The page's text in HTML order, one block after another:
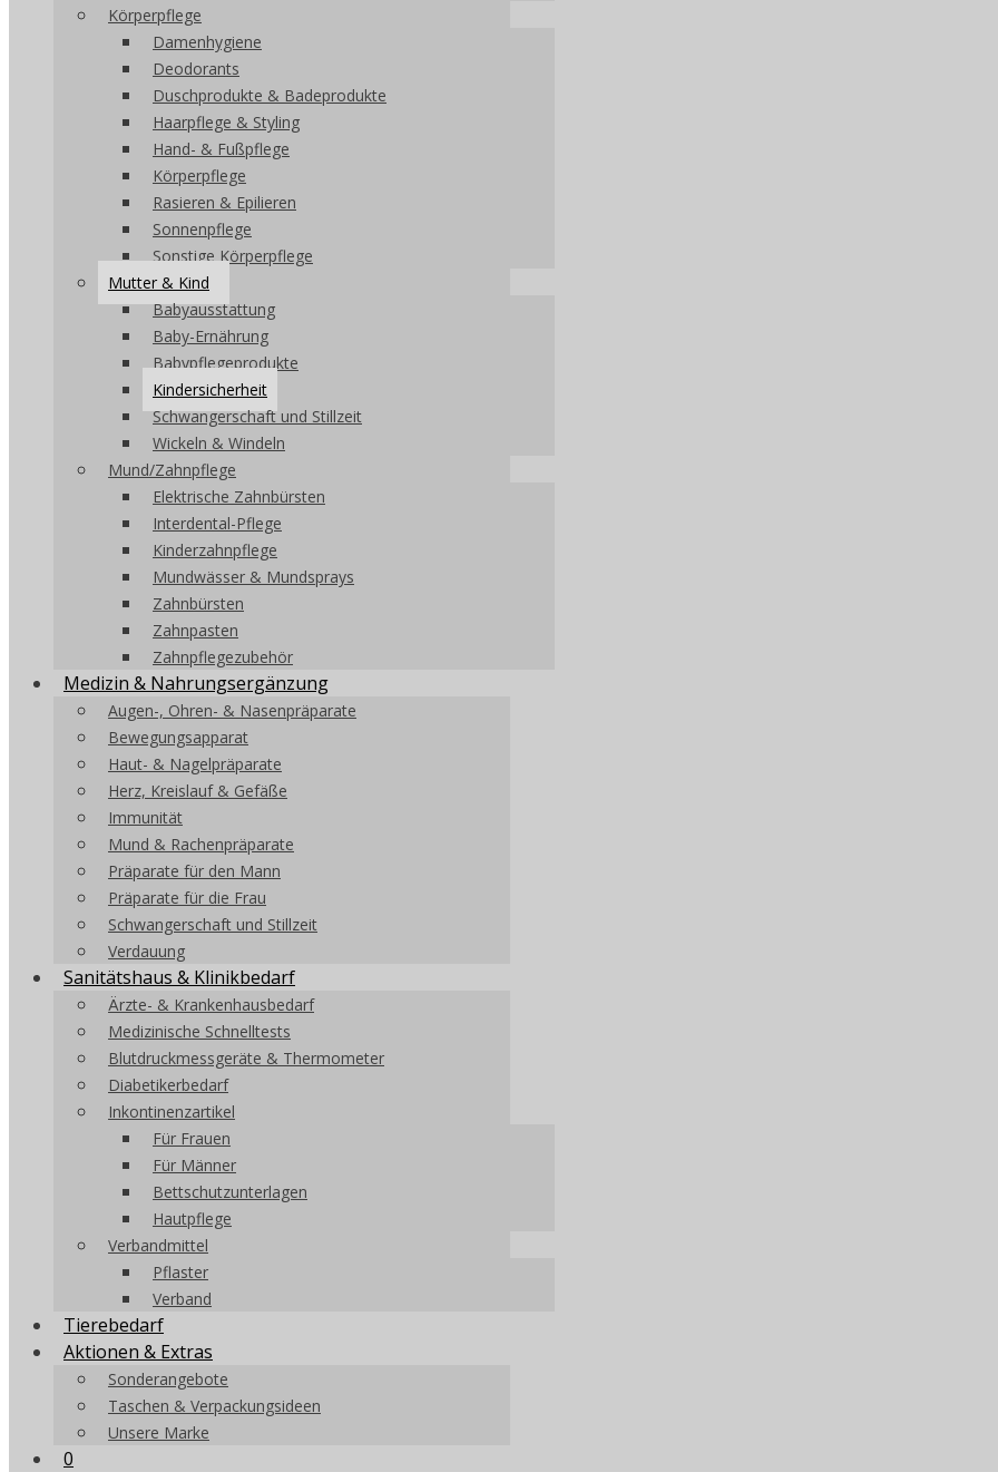
Körperpflege
Damenhygiene
Deodorants
Duschprodukte & Badeprodukte
Haarpflege & Styling
Hand- & Fußpflege
Körperpflege
Rasieren & Epilieren
Sonnenpflege
Sonstige Körperpflege
Mutter & Kind
Babyausstattung
Baby-Ernährung
Babypflegeprodukte
Kindersicherheit
Schwangerschaft und Stillzeit
Wickeln & Windeln
Mund/Zahnpflege
Elektrische Zahnbürsten
Interdental-Pflege
Kinderzahnpflege
Mundwässer & Mundsprays
Zahnbürsten
Zahnpasten
Zahnpflegezubehör
Medizin & Nahrungsergänzung
Augen-, Ohren- & Nasenpräparate
Bewegungsapparat
Haut- & Nagelpräparate
Herz, Kreislauf & Gefäße
Immunität
Mund & Rachenpräparate
Präparate für den Mann
Präparate für die Frau
Schwangerschaft und Stillzeit
Verdauung
Sanitätshaus & Klinikbedarf
Ärzte- & Krankenhausbedarf
Medizinische Schnelltests
Blutdruckmessgeräte & Thermometer
Diabetikerbedarf
Inkontinenzartikel
Für Frauen
Für Männer
Bettschutzunterlagen
Hautpflege
Verbandmittel
Pflaster
Verband
Tierebedarf
Aktionen & Extras
Sonderangebote
Taschen & Verpackungsideen
Unsere Marke
0